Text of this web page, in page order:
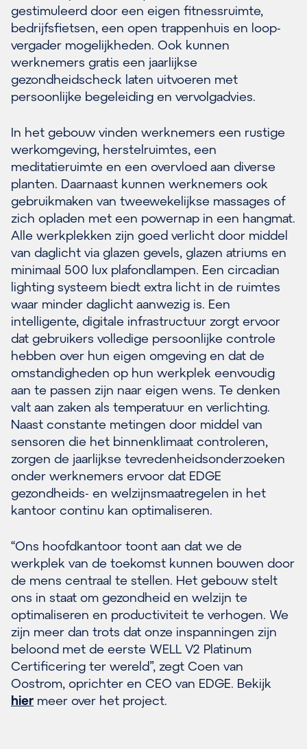
gestimuleerd door een eigen fitnessruimte,
bedrijfsfietsen, een open trappenhuis en loop-
vergader mogelijkheden. Ook kunnen
werknemers gratis een jaarlijkse
gezondheidscheck laten uitvoeren met
persoonlijke begeleiding en vervolgadvies.
In het gebouw vinden werknemers een rustige
werkomgeving, herstelruimtes, een
meditatieruimte en een overvloed aan diverse
planten. Daarnaast kunnen werknemers ook
gebruikmaken van tweewekelijkse massages of
zich opladen met een powernap in een hangmat.
Alle werkplekken zijn goed verlicht door middel
van daglicht via glazen gevels, glazen atriums en
minimaal 500 lux plafondlampen. Een circadian
lighting systeem biedt extra licht in de ruimtes
waar minder daglicht aanwezig is. Een
intelligente, digitale infrastructuur zorgt ervoor
dat gebruikers volledige persoonlijke controle
hebben over hun eigen omgeving en dat de
omstandigheden op hun werkplek eenvoudig
aan te passen zijn naar eigen wens. Te denken
valt aan zaken als temperatuur en verlichting.
Naast constante metingen door middel van
sensoren die het binnenklimaat controleren,
zorgen de jaarlijkse tevredenheidsonderzoeken
onder werknemers ervoor dat EDGE
gezondheids- en welzijnsmaatregelen in het
kantoor continu kan optimaliseren.
“Ons hoofdkantoor toont aan dat we de
werkplek van de toekomst kunnen bouwen door
de mens centraal te stellen. Het gebouw stelt
ons in staat om gezondheid en welzijn te
optimaliseren en productiviteit te verhogen. We
zijn meer dan trots dat onze inspanningen zijn
beloond met de eerste WELL V2 Platinum
Certificering ter wereld”, zegt Coen van
Oostrom, oprichter en CEO van EDGE. Bekijk
hier meer over het project.